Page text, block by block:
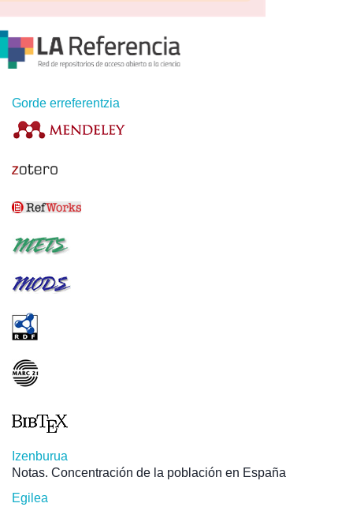
Gorde erreferentzia
Izenburua
Notas. Concentración de la población en España
Egilea